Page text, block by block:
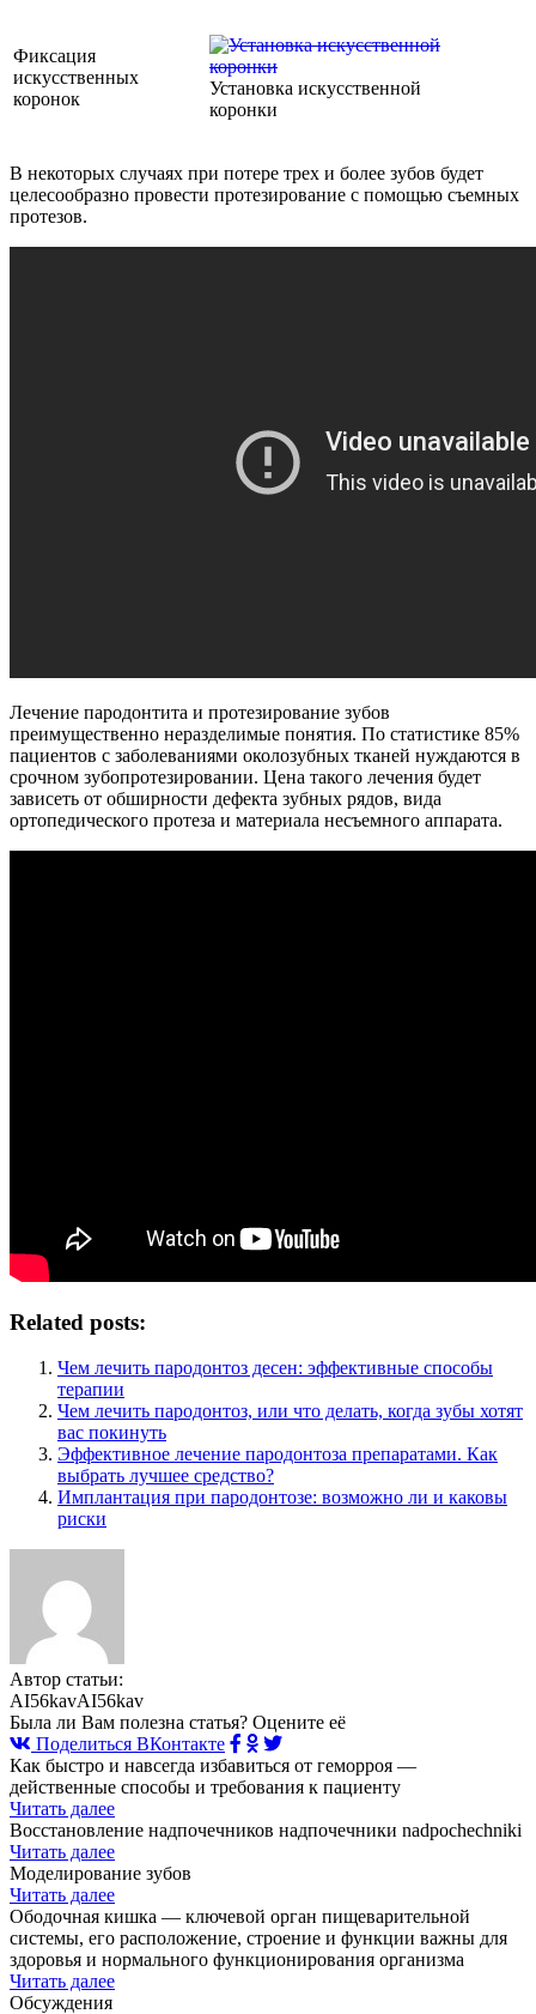
Фиксация
искусственных
коронок
Установка искусственной
коронки
В некоторых случаях при потере трех и более зубов будет
целесообразно провести протезирование с помощью съемных
протезов.
Лечение пародонтита и протезирование зубов
преимущественно неразделимые понятия. По статистике 85%
пациентов с заболеваниями околозубных тканей нуждаются в
срочном зубопротезировании. Цена такого лечения будет
зависеть от обширности дефекта зубных рядов, вида
ортопедического протеза и материала несъемного аппарата.
Related posts:
Чем лечить пародонтоз десен: эффективные способы
терапии
Чем лечить пародонтоз, или что делать, когда зубы хотят
вас покинуть
Эффективное лечение пародонтоза препаратами. Как
выбрать лучшее средство?
Имплантация при пародонтозе: возможно ли и каковы
риски
Автор статьи:
AI56kavAI56kav
Была ли Вам полезна статья? Оцените её
Поделиться ВКонтакте
Как быстро и навсегда избавиться от геморроя —
действенные способы и требования к пациенту
Читать далее
Восстановление надпочечников надпочечники nadpochechniki
Читать далее
Моделирование зубов
Читать далее
Ободочная кишка — ключевой орган пищеварительной
системы, его расположение, строение и функции важны для
здоровья и нормального функционирования организма
Читать далее
Обсуждения